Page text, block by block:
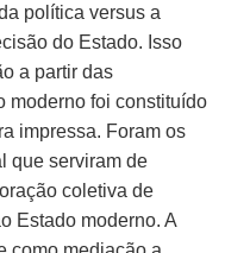
política versus a
do Estado. Isso
a partir das
moderno foi constituído
impressa. Foram os
que serviram de
coletiva de
Estado moderno. A